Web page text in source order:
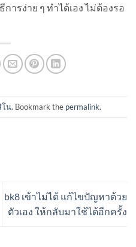
ารง่าย ๆ ทำได้เอง ไม่ต้องรอ
โน. Bookmark the permalink.
bk8 เข้าไม่ได้ แก้ไขปัญหาด้วย
ตัวเอง ให้กลับมาใช้ได้อีกครั้ง